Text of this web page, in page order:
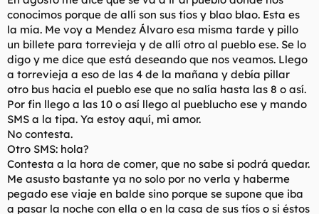
conocimos porque de allí son sus tíos y blao blao. Esta es
la mía. Me voy a Mendez Álvaro esa misma tarde y pillo
un billete para torrevieja y de allí otro al pueblo ese. Se lo
digo y me dice que está deseando que nos veamos. Llego
a torrevieja a eso de las 4 de la mañana y debía pillar
otro bus hacia el pueblo ese que no salía hasta las 8 o así.
Por fin llego a las 10 o así llego al pueblucho ese y mando
SMS a la tipa. Ya estoy aquí, mi amor.
No contesta.
Otro SMS: hola?
Contesta a la hora de comer, que no sabe si podrá quedar.
Me asusto bastante ya no solo por no verla y haberme
pegado ese viaje en balde sino porque se supone que iba
a pasar la noche con ella o en la casa de sus tíos o si éstos